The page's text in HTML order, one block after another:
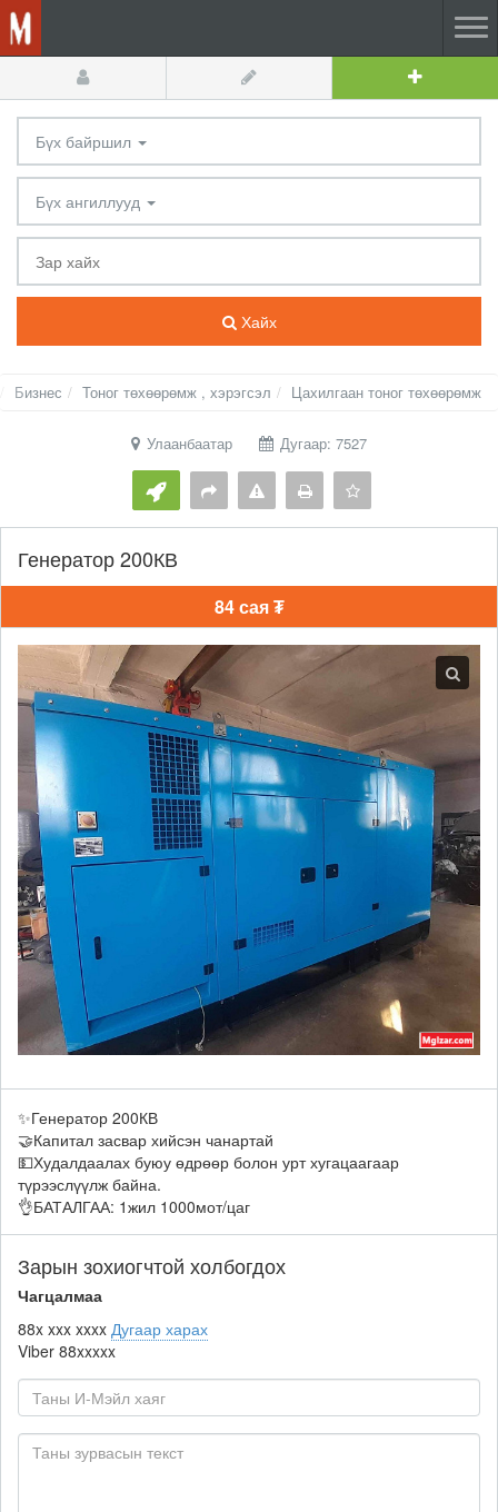
Бүх байршил
Бүх ангиллууд
Хайх
Бизнес Тоног төхөөрөмж , хэрэгсэл Цахилгаан тоног төхөөрөмж
Улаанбаатар Дугаар: 7527
Генератор 200КВ
84 сая ₮
✨Генератор 200КВ
🤝Капитал засвар хийсэн чанартай
💵Худалдаалах буюу өдрөөр болон урт хугацаагаар
түрээслүүлж байна.
👌БАТАЛГАА: 1жил 1000мот/цаг
Зарын зохиогчтой холбогдох
Чагцалмаа
88x xxx xxxx Дугаар харах
Viber 88xxxxx